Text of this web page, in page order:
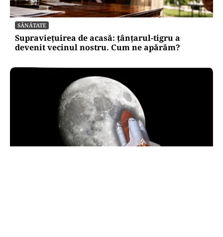
SĂNĂTATE
Supraviețuirea de acasă: țânțarul-tigru a
devenit vecinul nostru. Cum ne apărăm?